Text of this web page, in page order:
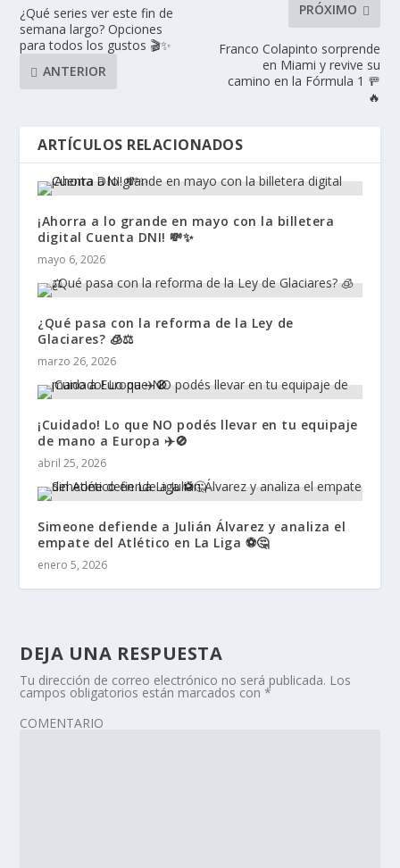
¿Qué series ver este fin de
semana largo? Opciones
para todos los gustos 🎬✨
ANTERIOR
PRÓXIMO
Franco Colapinto sorprende
en Miami y revive su
camino en la Fórmula 1 🚥
🔥
ARTÍCULOS RELACIONADOS
¡Ahorra a lo grande en mayo con la billetera
digital Cuenta DNI! 💸✨
mayo 6, 2026
¿Qué pasa con la reforma de la Ley de
Glaciares? 🧊⚖️
marzo 26, 2026
¡Cuidado! Lo que NO podés llevar en tu equipaje
de mano a Europa ✈️🚫
abril 25, 2026
Simeone defiende a Julián Álvarez y analiza el
empate del Atlético en La Liga ⚽🤔
enero 5, 2026
DEJA UNA RESPUESTA
Tu dirección de correo electrónico no será publicada. Los
campos obligatorios están marcados con*
COMENTARIO